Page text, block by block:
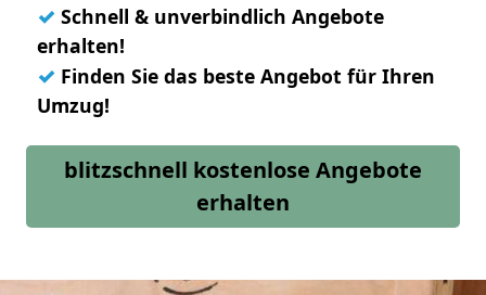
✓ Schnell & unverbindlich Angebote
erhalten!
✓ Finden Sie das beste Angebot für Ihren
Umzug!
blitzschnell kostenlose Angebote
erhalten